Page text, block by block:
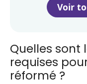
Voir
Quelles sont
requises
réformé ?